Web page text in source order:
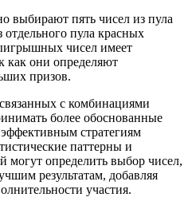
выбирают пять чисел из пула
пула красных
чисел имеет
как они определяют
призов.
с комбинациями
более обоснованные
стратегиям
паттерны и
могут определить выбор чисел,
результатам, добавляя
участия.